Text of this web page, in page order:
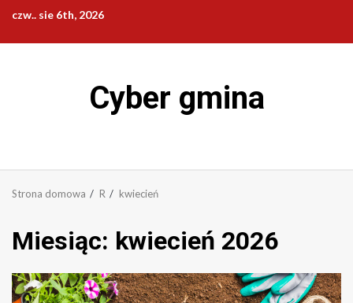
treści
czw.. sie 6th, 2026
Cyber gmina
Strona domowa R kwiecień
Miesiąc: kwiecień 2026